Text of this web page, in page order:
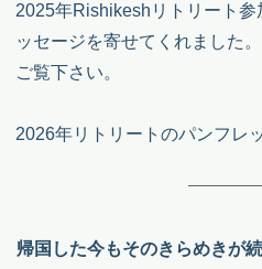
2025年​​​Rishikeshリトリート
ッセージを寄せてくれました
ご覧下さい。
2026年リトリートの​パンフレ
帰国した今もそのきらめきが